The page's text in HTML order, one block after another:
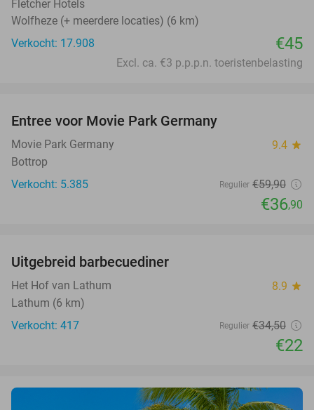
Fletcher Hotels
Wolfheze (+ meerdere locaties) (6 km)
Verkocht: 17.908
€45
Excl. ca. €3 p.p.p.n. toeristenbelasting
Entree voor Movie Park Germany
Movie Park Germany 9.4 star
Bottrop
Verkocht: 5.385
Regulier €59,90
€36,90
Uitgebreid barbecuediner
Het Hof van Lathum 8.9 star
Lathum (6 km)
Verkocht: 417
Regulier €34,50
€22